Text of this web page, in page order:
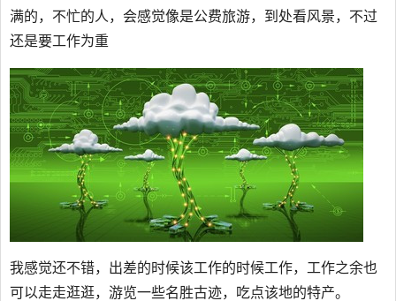
满的，不忙的人，会感觉像是公费旅游，到处看风景，不过
还是要工作为重
我感觉还不错，出差的时候该工作的时候工作，工作之余也
可以走走逛逛，游览一些名胜古迹，吃点该地的特产。